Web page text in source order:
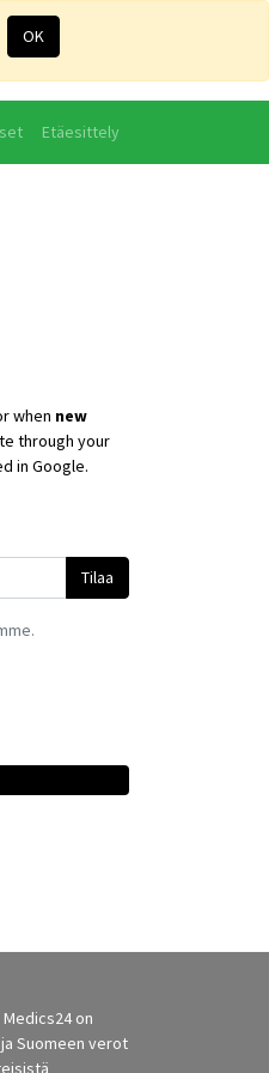
OK
Etäesittely
when new
through your
in Google.
Tilaa
on
Suomeen verot